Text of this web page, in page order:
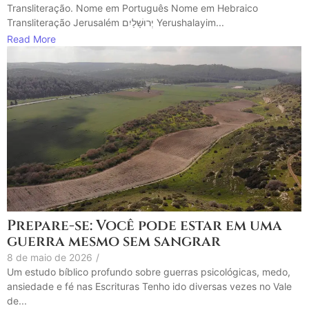
Transliteração. Nome em Português Nome em Hebraico
Transliteração Jerusalém יְרוּשָׁלַיִם Yerushalayim...
Read More
Prepare-se: Você pode estar em uma
guerra mesmo sem sangrar
8 de maio de 2026 /
Um estudo bíblico profundo sobre guerras psicológicas, medo,
ansiedade e fé nas Escrituras Tenho ido diversas vezes no Vale
de...